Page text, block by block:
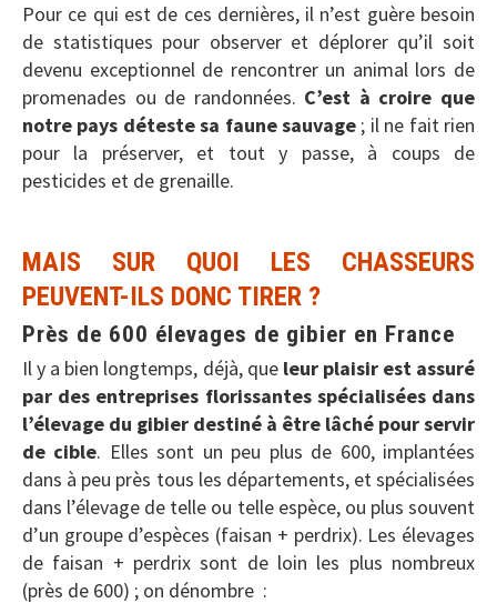
Pour ce qui est de ces dernières, il n’est guère besoin
de statistiques pour observer et déplorer qu’il soit
devenu exceptionnel de rencontrer un animal lors de
promenades ou de randonnées. C’est à croire que
notre pays déteste sa faune sauvage ; il ne fait rien
pour la préserver, et tout y passe, à coups de
pesticides et de grenaille.
MAIS SUR QUOI LES CHASSEURS
PEUVENT-ILS DONC TIRER ?
Près de 600 élevages de gibier en France
Il y a bien longtemps, déjà, que leur plaisir est assuré
par des entreprises florissantes spécialisées dans
l’élevage du gibier destiné à être lâché pour servir
de cible. Elles sont un peu plus de 600, implantées
dans à peu près tous les départements, et spécialisées
dans l’élevage de telle ou telle espèce, ou plus souvent
d’un groupe d’espèces (faisan + perdrix). Les élevages
de faisan + perdrix sont de loin les plus nombreux
(près de 600) ; on dénombre :